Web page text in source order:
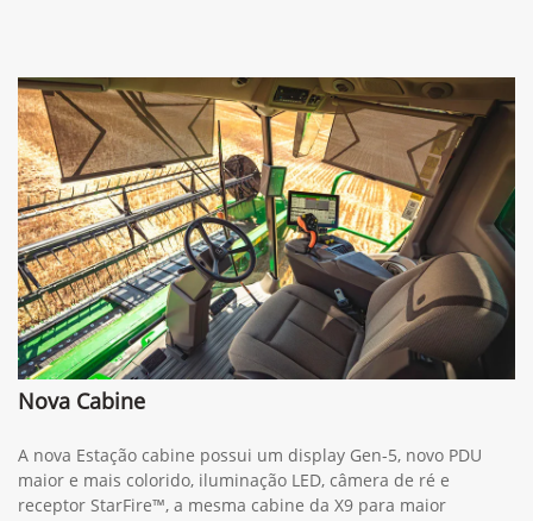
Nova Cabine
A nova Estação cabine possui um display Gen-5, novo PDU
maior e mais colorido, iluminação LED, câmera de ré e
receptor StarFire™, a mesma cabine da X9 para maior